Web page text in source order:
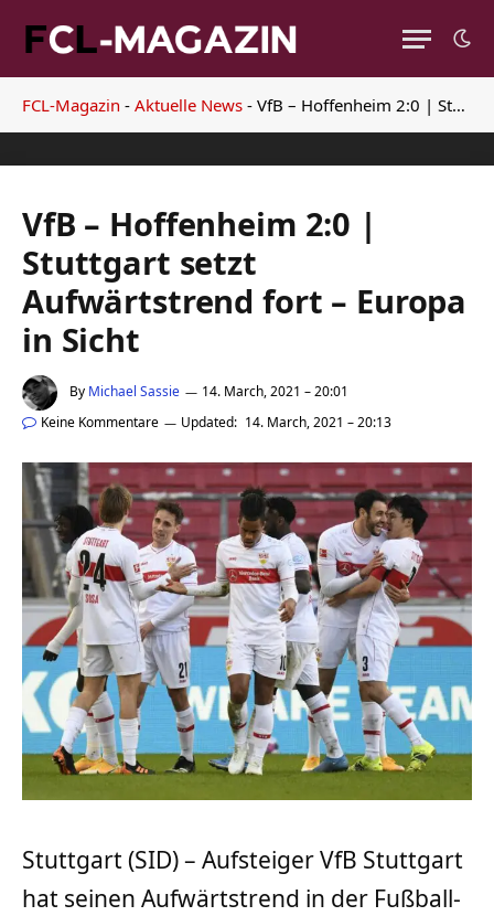
FCL-Magazin - Aktuelle News - VfB – Hoffenheim 2:0 | Stuttgart setzt Aufwärtstrend fort – Europa in Sicht
VfB – Hoffenheim 2:0 |
Stuttgart setzt
Aufwärtstrend fort – Europa
in Sicht
By Michael Sassie
14. March, 2021 – 20:01
Keine Kommentare
Updated: 14. March, 2021 – 20:13
Stuttgart (SID) – Aufsteiger VfB Stuttgart
hat seinen Aufwärtstrend in der Fußball-